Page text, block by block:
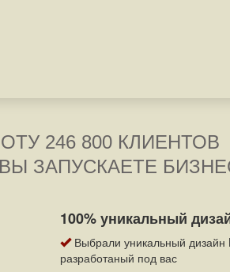
246 800 КЛИЕНТОВ
ЗАПУСКАЕТЕ
100% уникальный
Выбрали уникальный дизайн
разработаный под вас